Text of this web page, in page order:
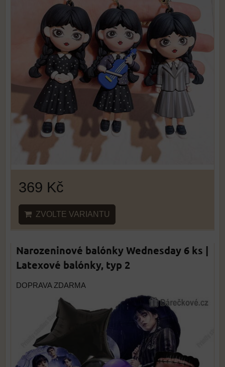
369 Kč
ZVOLTE VARIANTU
Narozeninové balónky Wednesday 6 ks |
Latexové balónky, typ 2
DOPRAVA ZDARMA